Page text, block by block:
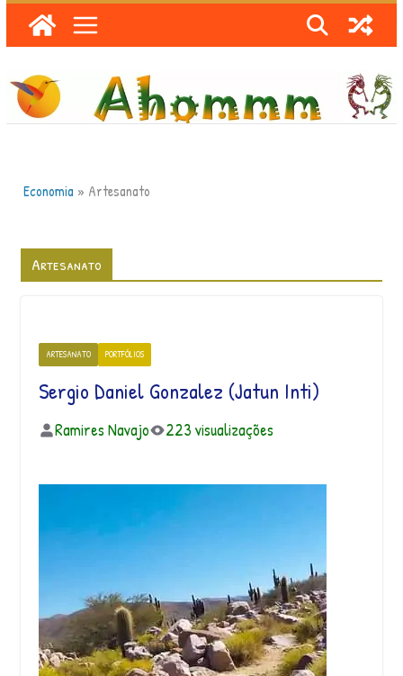
Skip
to
content
Economia » Artesanato
Artesanato
ARTESANATO PORTFÓLIOS
Sergio Daniel Gonzalez (Jatun Inti)
Ramires Navajo 223 visualizações